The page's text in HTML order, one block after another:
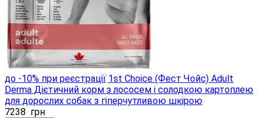
до -10% при реєстрації 1st Choice (Фест Чойс) Adult
Derma Дієтичний корм з лососем і солодкою картоплею
для дорослих собак з гіперчутливою шкірою
7238 грн